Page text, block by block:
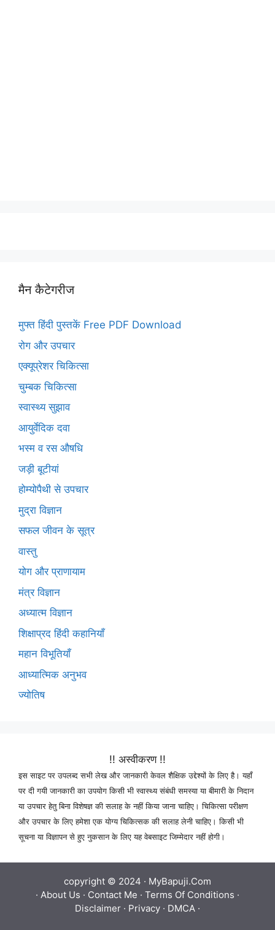
मैन कैटेगरीज
मुफ्त हिंदी पुस्तकें Free PDF Download
रोग और उपचार
एक्यूप्रेशर चिकित्सा
चुम्बक चिकित्सा
स्वास्थ्य सुझाव
आयुर्वेदिक दवा
भस्म व रस औषधि
जड़ी बूटीयां
होम्योपैथी से उपचार
मुद्रा विज्ञान
सफल जीवन के सूत्र
वास्तु
योग और प्राणायाम
मंत्र विज्ञान
अध्यात्म विज्ञान
शिक्षाप्रद हिंदी कहानियाँ
महान विभूतियाँ
आध्यात्मिक अनुभव
ज्योतिष
!! अस्वीकरण !!
इस साइट पर उपलब्द सभी लेख और जानकारी केवल शैक्षिक उद्देश्यों के लिए है। यहाँ
पर दी गयी जानकारी का उपयोग किसी भी स्वास्थ्य संबंधी समस्या या बीमारी के निदान
या उपचार हेतु बिना विशेषज्ञ की सलाह के नहीं किया जाना चाहिए। चिकित्सा परीक्षण
और उपचार के लिए हमेशा एक योग्य चिकित्सक की सलाह लेनी चाहिए। किसी भी
सूचना या विज्ञापन से हुए नुकसान के लिए यह वेबसाइट जिम्मेदार नहीं होगी।
copyright © 2024 · MyBapuji.Com
· About Us · Contact Me · Terms Of Conditions ·
Disclaimer · Privacy · DMCA ·